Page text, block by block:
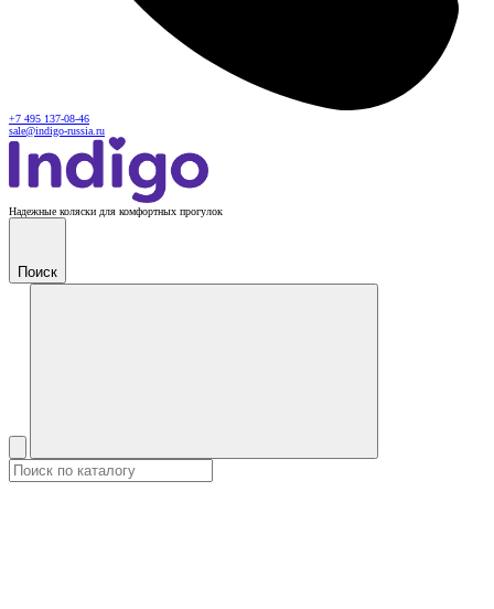
+7 495 137-08-46
sale@indigo-russia.ru
Надежные коляски для комфортных прогулок
Поиск